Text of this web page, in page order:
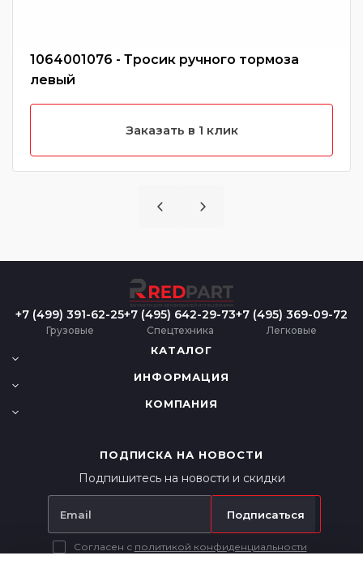
1064001076 - Тросик ручного тормоза
левый
Заказать в 1 клик
+7 (499) 391-62-25
Грузовые
+7 (495) 642-29-73
Спецтехника
+7 (495) 369-09-72
Легковые
КАТАЛОГ
ИНФОРМАЦИЯ
КОМПАНИЯ
ПОДПИСКА НА НОВОСТИ
Подпишитесь на новости и скидки
Подписаться
Согласен с политикой конфиденциальности